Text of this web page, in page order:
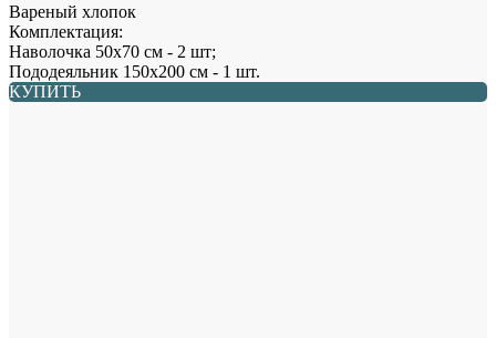
Вареный хлопок
Комплектация:
Наволочка 50х70 см - 2 шт;
Пододеяльник 150х200 см - 1 шт.
КУПИТЬ